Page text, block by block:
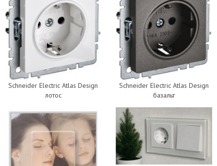
Schneider Electric Atlas Design
лотос
Schneider Electric Atlas Design
базальт